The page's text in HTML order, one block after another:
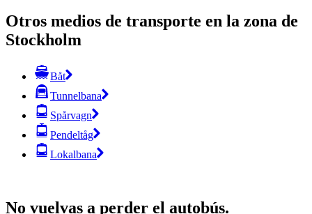
Otros medios de transporte en la zona de
Stockholm
Båt
Tunnelbana
Spårvagn
Pendeltåg
Lokalbana
No vuelvas a perder el autobús.